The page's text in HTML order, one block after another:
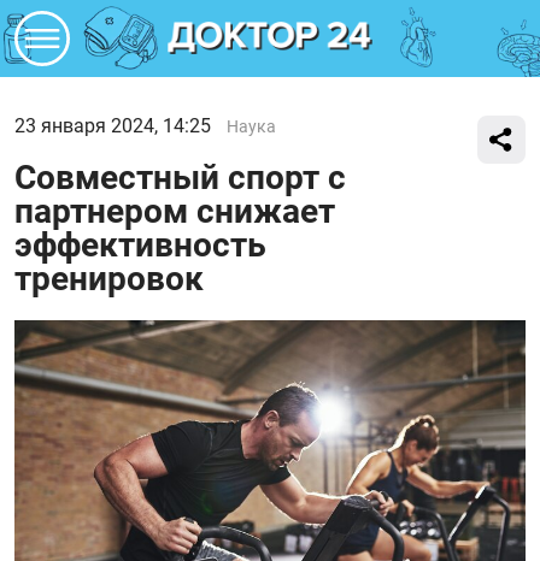
23 января 2024, 14:25 Наука
Совместный спорт с
партнером снижает
эффективность
тренировок